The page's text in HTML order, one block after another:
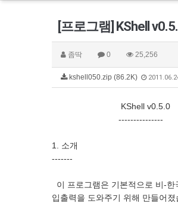
[프로그램] KShell
좀딱 0 25,256
kshell050.zip (86.2K)
KShell v0.5.0
---------------
1. 소개
-------
이 프로그램은 기본적으로 비-
입출력을 도와주기 위해 만들어